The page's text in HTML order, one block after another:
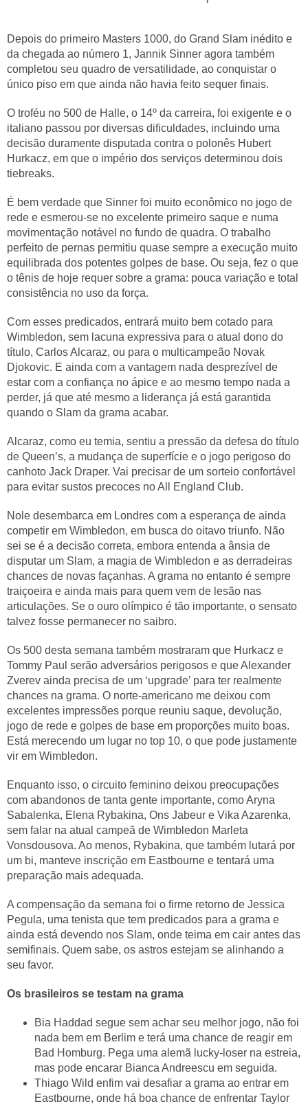
Depois do primeiro Masters 1000, do Grand Slam inédito e
da chegada ao número 1, Jannik Sinner agora também
completou seu quadro de versatilidade, ao conquistar o
único piso em que ainda não havia feito sequer finais.
O troféu no 500 de Halle, o 14º da carreira, foi exigente e o
italiano passou por diversas dificuldades, incluindo uma
decisão duramente disputada contra o polonês Hubert
Hurkacz, em que o império dos serviços determinou dois
tiebreaks.
É bem verdade que Sinner foi muito econômico no jogo de
rede e esmerou-se no excelente primeiro saque e numa
movimentação notável no fundo de quadra. O trabalho
perfeito de pernas permitiu quase sempre a execução muito
equilibrada dos potentes golpes de base. Ou seja, fez o que
o tênis de hoje requer sobre a grama: pouca variação e total
consistência no uso da força.
Com esses predicados, entrará muito bem cotado para
Wimbledon, sem lacuna expressiva para o atual dono do
título, Carlos Alcaraz, ou para o multicampeão Novak
Djokovic. E ainda com a vantagem nada desprezível de
estar com a confiança no ápice e ao mesmo tempo nada a
perder, já que até mesmo a liderança já está garantida
quando o Slam da grama acabar.
Alcaraz, como eu temia, sentiu a pressão da defesa do título
de Queen’s, a mudança de superfície e o jogo perigoso do
canhoto Jack Draper. Vai precisar de um sorteio confortável
para evitar sustos precoces no All England Club.
Nole desembarca em Londres com a esperança de ainda
competir em Wimbledon, em busca do oitavo triunfo. Não
sei se é a decisão correta, embora entenda a ânsia de
disputar um Slam, a magia de Wimbledon e as derradeiras
chances de novas façanhas. A grama no entanto é sempre
traiçoeira e ainda mais para quem vem de lesão nas
articulações. Se o ouro olímpico é tão importante, o sensato
talvez fosse permanecer no saibro.
Os 500 desta semana também mostraram que Hurkacz e
Tommy Paul serão adversários perigosos e que Alexander
Zverev ainda precisa de um ‘upgrade’ para ter realmente
chances na grama. O norte-americano me deixou com
excelentes impressões porque reuniu saque, devolução,
jogo de rede e golpes de base em proporções muito boas.
Está merecendo um lugar no top 10, o que pode justamente
vir em Wimbledon.
Enquanto isso, o circuito feminino deixou preocupações
com abandonos de tanta gente importante, como Aryna
Sabalenka, Elena Rybakina, Ons Jabeur e Vika Azarenka,
sem falar na atual campeã de Wimbledon Marleta
Vonsdousova. Ao menos, Rybakina, que também lutará por
um bi, manteve inscrição em Eastbourne e tentará uma
preparação mais adequada.
A compensação da semana foi o firme retorno de Jessica
Pegula, uma tenista que tem predicados para a grama e
ainda está devendo nos Slam, onde teima em cair antes das
semifinais. Quem sabe, os astros estejam se alinhando a
seu favor.
Os brasileiros se testam na grama
Bia Haddad segue sem achar seu melhor jogo, não foi
nada bem em Berlim e terá uma chance de reagir em
Bad Homburg. Pega uma alemã lucky-loser na estreia,
mas pode encarar Bianca Andreescu em seguida.
Thiago Wild enfim vai desafiar a grama ao entrar em
Eastbourne, onde há boa chance de enfrentar Taylor